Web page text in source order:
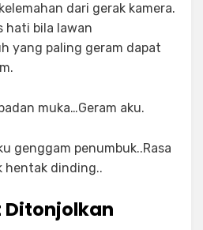
dari gerak kamera.
hati bila lawan
yang paling geram dapat
muka…Geram aku.
genggam penumbuk..Rasa
hentak dinding..
Ditonjolkan